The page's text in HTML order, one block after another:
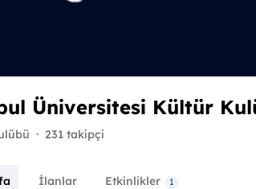
Üniversitesi Kültür
· 231 takipçi
İlanlar Etkinlikler 1